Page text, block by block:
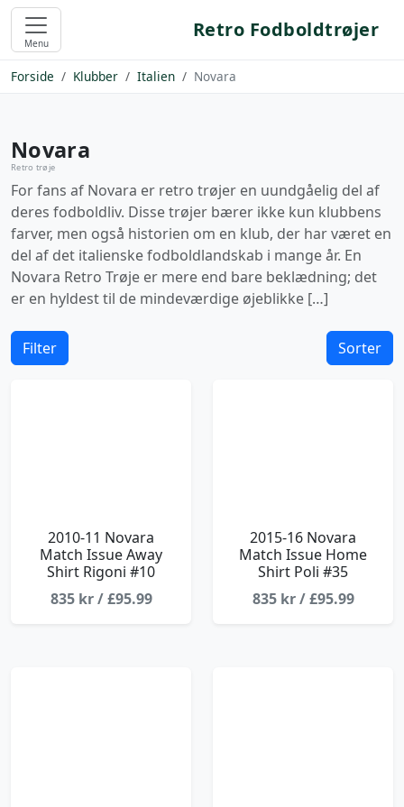
Menu
Retro Fodboldtrøjer
Forside Klubber Italien Novara
Novara
Retro trøje
For fans af Novara er retro trøjer en uundgåelig del af
deres fodboldliv. Disse trøjer bærer ikke kun klubbens
farver, men også historien om en klub, der har været en
del af det italienske fodboldlandskab i mange år. En
Novara Retro Trøje er mere end bare beklædning; det
er en hyldest til de mindeværdige øjeblikke […]
Filter Sorter
2010-11 Novara
Match Issue Away
Shirt Rigoni #10
835 kr / £95.99
2015-16 Novara
Match Issue Home
Shirt Poli #35
835 kr / £95.99